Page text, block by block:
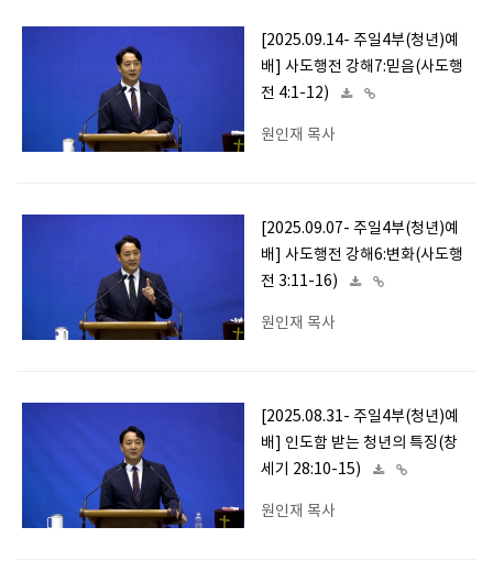
[2025.09.14- 주일4부(청년)예
배] 사도행전 강해7:믿음(사도행
전 4:1-12)
원인재 목사
[2025.09.07- 주일4부(청년)예
배] 사도행전 강해6:변화(사도행
전 3:11-16)
원인재 목사
[2025.08.31- 주일4부(청년)예
배] 인도함 받는 청년의 특징(창
세기 28:10-15)
원인재 목사